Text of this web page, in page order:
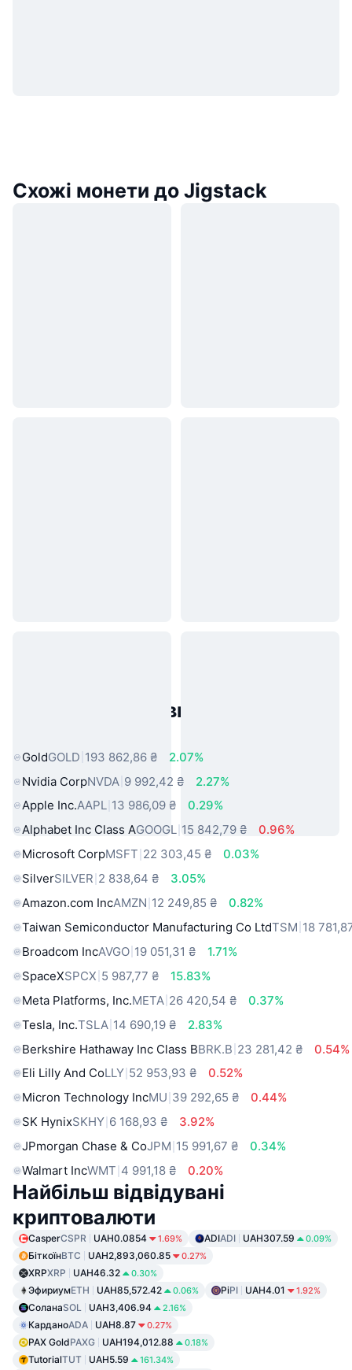
Схожі монети до Jigstack
Популярні активи реального
GoldGOLD 193 862,86 ₴
2.07%
Nvidia CorpNVDA 9 992,42 ₴
2.27%
Apple Inc.AAPL 13 986,09 ₴
0.29%
Alphabet Inc Class AGOOGL 15 842,79 ₴
0.96%
Microsoft CorpMSFT 22 303,45 ₴
0.03%
SilverSILVER 2 838,64 ₴
3.05%
Amazon.com IncAMZN 12 249,85 ₴
0.82%
Taiwan Semiconductor Manufacturing Co LtdTSM 18
Broadcom IncAVGO 19 051,31 ₴
1.71%
SpaceXSPCX 5 987,77 ₴
15.83%
Meta Platforms, Inc.META 26 420,54 ₴
0.37%
Tesla, Inc.TSLA 14 690,19 ₴
2.83%
Berkshire Hathaway Inc Class BBRK.B 23 281,42 ₴
0.54%
Eli Lilly And CoLLY 52 953,93 ₴
0.52%
Micron Technology IncMU 39 292,65 ₴
0.44%
SK HynixSKHY 6 168,93 ₴
3.92%
JPmorgan Chase & CoJPM 15 991,67 ₴
0.34%
Walmart IncWMT 4 991,18 ₴ 0.20%
Найбільш відвідувані
криптовалюти
CasperCSPR UAH0.0854 1.69% ADIADI UAH307.59 0.09%
БіткоїнBTC UAH2,893,060.85 0.27%
XRPXRP UAH46.32 0.30%
ЭфириумETH UAH85,572.42 0.06% PiPI UAH4.01 1.92%
СоланаSOL UAH3,406.94 2.16%
КарданоADA UAH8.87 0.27%
PAX GoldPAXG UAH194,012.88 0.18%
TutorialTUT UAH5.59 161.34%